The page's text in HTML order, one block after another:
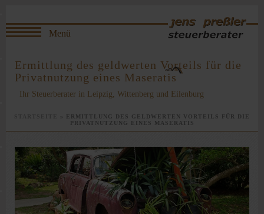
Ermittlung des geldwerten Vorteils für die
Privatnutzung eines Maseratis
Ihr Steuerberater in Leipzig, Wittenberg und Eilenburg
» ERMITTLUNG DES GELDWERTEN VORTEILS FÜR DIE
PRIVATNUTZUNG EINES MASERATIS